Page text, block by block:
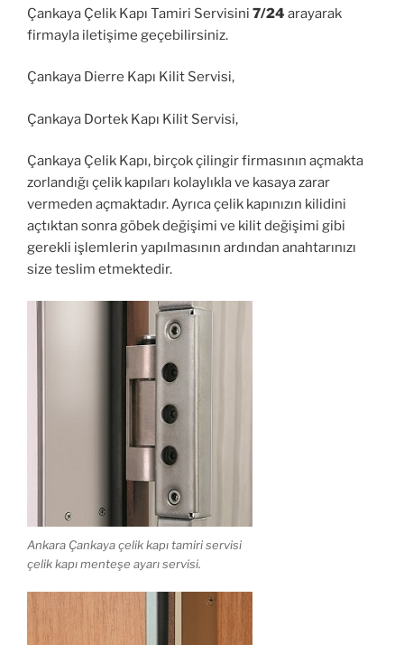
Çankaya Çelik Kapı Tamiri Servisini 7/24 arayarak
firmayla iletişime geçebilirsiniz.
Çankaya Dierre Kapı Kilit Servisi,
Çankaya Dortek Kapı Kilit Servisi,
Çankaya Çelik Kapı, birçok çilingir firmasının açmakta
zorlandığı çelik kapıları kolaylıkla ve kasaya zarar
vermeden açmaktadır. Ayrıca çelik kapınızın kilidini
açtıktan sonra göbek değişimi ve kilit değişimi gibi
gerekli işlemlerin yapılmasının ardından anahtarınızı
size teslim etmektedir.
Ankara Çankaya çelik kapı tamiri servisi
çelik kapı menteşe ayarı servisi.